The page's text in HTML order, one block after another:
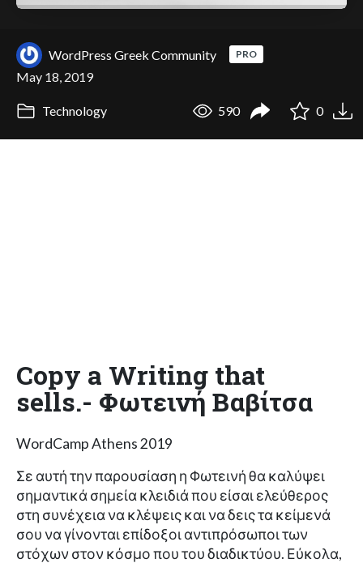
WordPress Greek Community PRO
May 18, 2019
Technology 590 0
Copy a Writing that
sells.- Φωτεινή Βαβίτσα
WordCamp Athens 2019
Σε αυτή την παρουσίαση η Φωτεινή θα καλύψει
σημαντικά σημεία κλειδιά που είσαι ελεύθερος
στη συνέχεια να κλέψεις και να δεις τα κείμενά
σου να γίνονται επίδοξοι αντιπρόσωποι των
στόχων στον κόσμο που του διαδικτύου. Εύκολα,